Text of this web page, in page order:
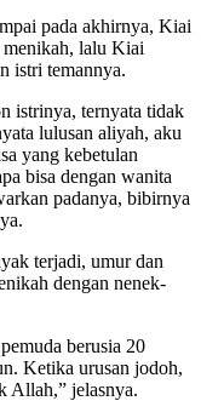
pada akhirnya, Kiai
menikah, lalu Kiai
istri temannya.
istrinya, ternyata tidak
lulusan aliyah, aku
yang kebetulan
bisa dengan wanita
padanya, bibirnya
terjadi, umur dan
dengan nenek-
berusia 20
Ketika urusan jodoh,
Allah,” jelasnya.